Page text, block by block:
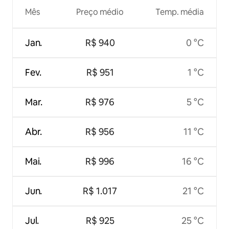
Mês
Jan.
Fev.
Mar.
Abr.
Mai.
Jun.
Jul.
Preço médio
R$ 940
R$ 951
R$ 976
R$ 956
R$ 996
R$ 1.017
R$ 925
Temp. média
0 °C
1 °C
5 °C
11 °C
16 °C
21 °C
25 °C